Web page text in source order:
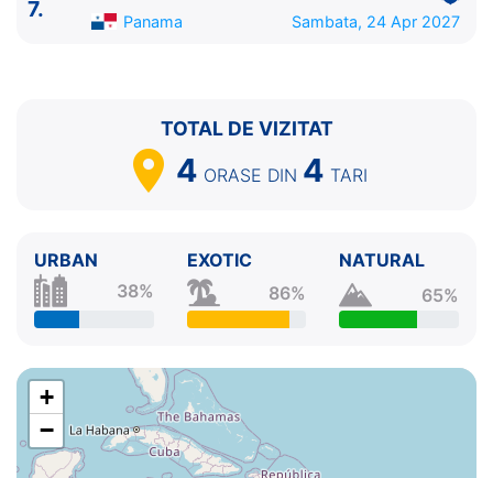
3.
Oranjestad Aruba
08:00 - 23:00
Panama 07:00 - ⚓
7.
Panama
Sambata, 24 Apr 2027
TOTAL DE VIZITAT
4 ORASE DIN 4 TARI
URBAN
38%
EXOTIC
86%
NATURAL
65%
+
−